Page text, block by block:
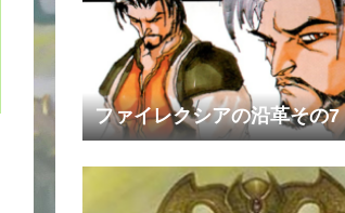
ファイレクシアの沿革その7